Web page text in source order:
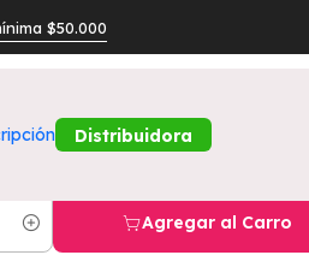
Distribuidora
$50.000
Facial Aclarante 30 ml - DOLCE
Facial
Agregar al Carro